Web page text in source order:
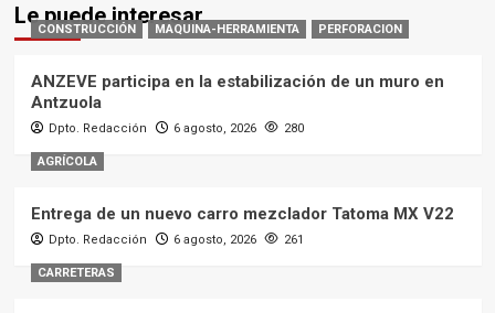
Le puede interesar
CONSTRUCCIÓN MAQUINA-HERRAMIENTA PERFORACION
ANZEVE participa en la estabilización de un muro en
Antzuola
Dpto. Redacción 6 agosto, 2026 280
AGRÍCOLA
Entrega de un nuevo carro mezclador Tatoma MX V22
Dpto. Redacción 6 agosto, 2026 261
CARRETERAS